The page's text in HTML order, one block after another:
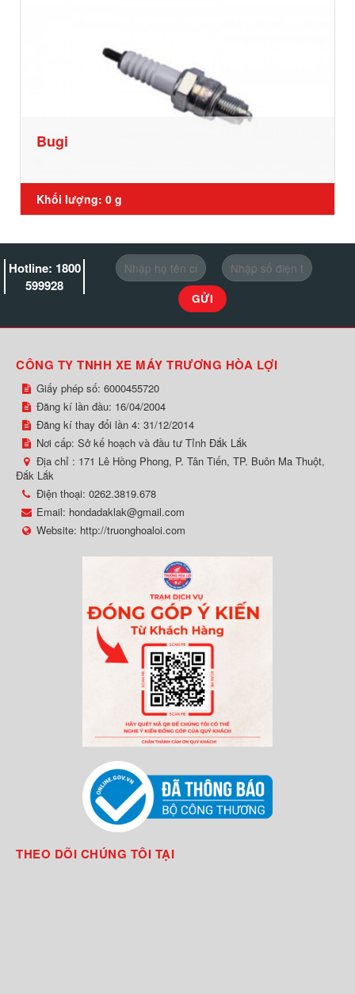
Bugi
Khối lượng: 0 g
Hotline: 1800
599928
CÔNG TY TNHH XE MÁY TRƯƠNG HÒA LỢI
Giấy phép số: 6000455720
Đăng kí lần đầu: 16/04/2004
Đăng kí thay đổi lần 4: 31/12/2014
Nơi cấp: Sở kế hoạch và đầu tư Tỉnh Đắk Lắk
Địa chỉ : 171 Lê Hồng Phong, P. Tân Tiến, TP. Buôn Ma Thuột,
Đắk Lắk
Điện thoại: 0262.3819.678
Email: hondadaklak@gmail.com
Website: http://truonghoaloi.com
THEO DÕI CHÚNG TÔI TẠI